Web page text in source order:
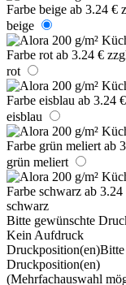
beige
rot
eisblau
grün meliert
schwarz
Bitte gewünschte
Kein Aufdruck
Druckposition(en)Bitte
Druckposition(en)
(Mehrfachauswahl